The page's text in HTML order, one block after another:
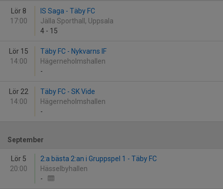
Lör 8
17:00
IS Saga - Täby FC
Jälla Sporthall, Uppsala
4 - 15
Lör 15
14:00
Täby FC - Nykvarns IF
Hägerneholmshallen
-
Lör 22
14:00
Täby FC - SK Vide
Hägerneholmshallen
-
September
Lör 5
20:00
2:a bästa 2:an i Gruppspel 1 - Täby FC
Hässelbyhallen
-